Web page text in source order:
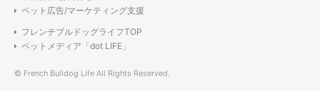
ペット広告/マーケティング支援
フレンチブルドッグライフTOP
ペットメディア「dot LIFE」
© French Bulldog Life All Rights Reserved.